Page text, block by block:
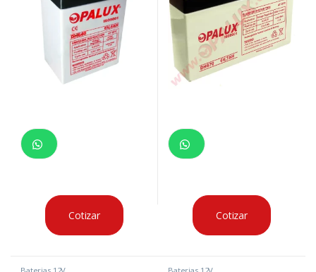
Cotizar Cotizar